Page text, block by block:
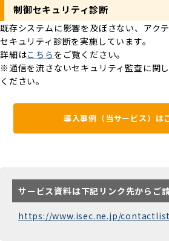
制御セキュリティ診断
既存システムに影響を及ぼさない、アク
セキュリティ診断を実施しています。
詳細はこちら をご覧ください。
※通信を流さないセキュリティ監査に関し
ください。
導入事例（当サービス）は
サービス資料は下記リンク先からご
https://www.isec.ne.jp/